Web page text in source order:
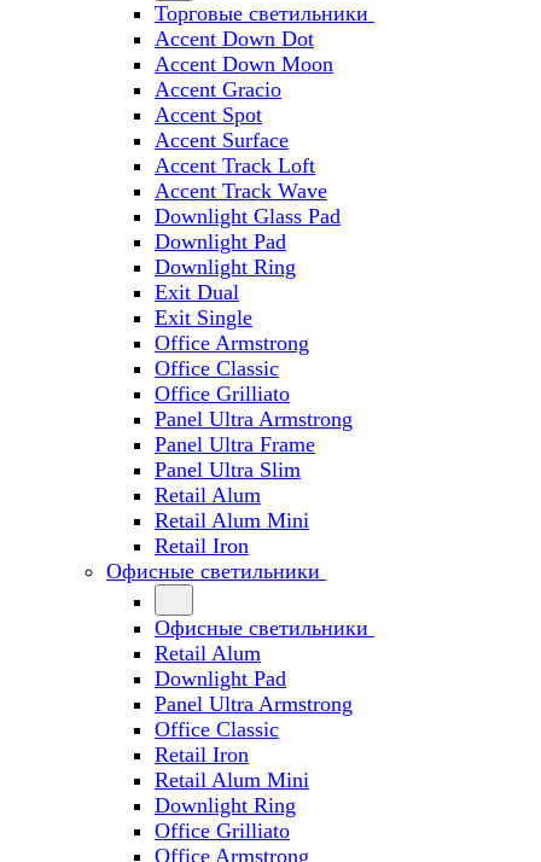
Торговые светильники
Accent Down Dot
Accent Down Moon
Accent Gracio
Accent Spot
Accent Surface
Accent Track Loft
Accent Track Wave
Downlight Glass Pad
Downlight Pad
Downlight Ring
Exit Dual
Exit Single
Office Armstrong
Office Classic
Office Grilliato
Panel Ultra Armstrong
Panel Ultra Frame
Panel Ultra Slim
Retail Alum
Retail Alum Mini
Retail Iron
Офисные светильники
Офисные светильники
Retail Alum
Downlight Pad
Panel Ultra Armstrong
Office Classic
Retail Iron
Retail Alum Mini
Downlight Ring
Office Grilliato
Office Armstrong